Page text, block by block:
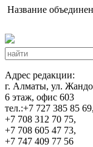
Название
Адрес редакции:
г. Алматы, ул.
6 этаж, офис 603
тел.:+7 727 385 85 69,
+7 708 312 70 75,
+7 708 605 47 73,
+7 747 409 77 56